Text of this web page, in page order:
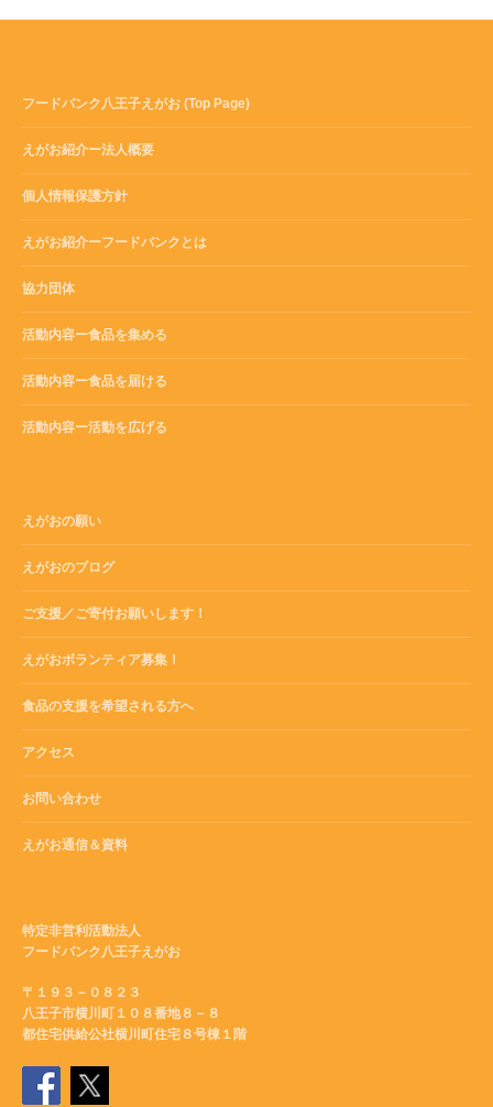
フードバンク八王子えがお (Top Page)
えがお紹介ー法人概要
個人情報保護方針
えがお紹介ーフードバンクとは
協力団体
活動内容ー食品を集める
活動内容ー食品を届ける
活動内容ー活動を広げる
えがおの願い
えがおのブログ
ご支援／ご寄付お願いします！
えがおボランティア募集！
食品の支援を希望される方へ
アクセス
お問い合わせ
えがお通信＆資料
特定非営利活動法人
フードバンク八王子えがお
〒１９３－０８２３
八王子市横川町１０８番地８－８
都住宅供給公社横川町住宅８号棟１階